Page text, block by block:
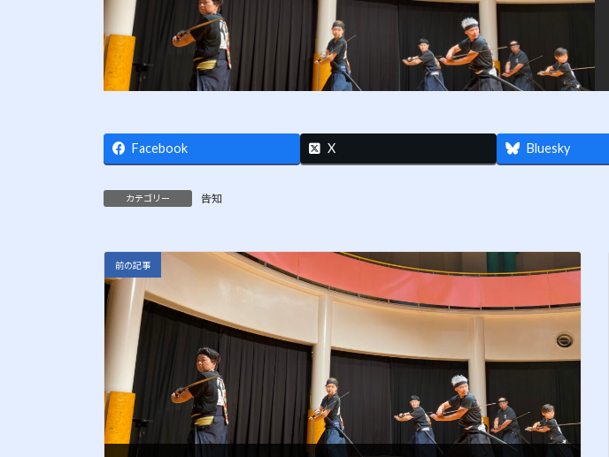
Facebook X Bluesky
カテゴリー 告知
前の記事